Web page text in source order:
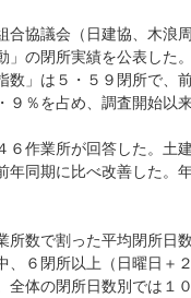
合協議会（日建協、木浪
」の閉所実績を公表した
数」は５・５９閉所で、
９％を占め、調査開始以
６作業所が回答した。土
年同期に比べ改善した。
所数で割った平均閉所
、６閉所以上（日曜日＋
全体の閉所日数別では１